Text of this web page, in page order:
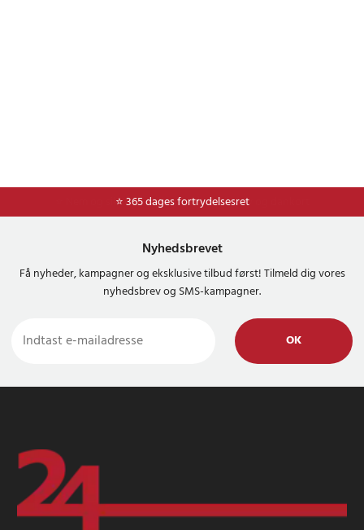
⭐ 365 dages fortrydelsesret
⭐ Nem og sikker betaling med mobilepay og dankort
Nyhedsbrevet
Få nyheder, kampagner og eksklusive tilbud først! Tilmeld dig vores
nyhedsbrev og SMS-kampagner.
OK